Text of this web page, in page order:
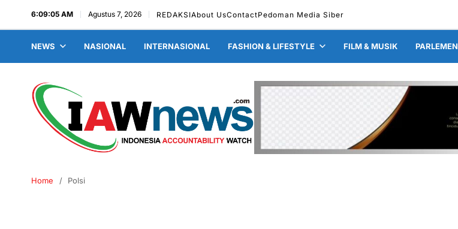
6:09:06 AM Agustus 7, 2026 REDAKSIAbout UsContactPedoman Media Siber
NEWS NASIONAL INTERNASIONAL FASHION & LIFESTYLE FILM & MUSIK PARLEMEN
Home Polsi